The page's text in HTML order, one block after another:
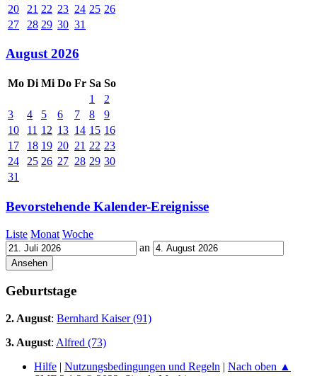
20
21 22 23 24 25 26
27
28 29 30 31
August 2026
Mo Di Mi Do Fr Sa So
1
2
3
4 5 6 7 8
9
10
11 12 13 14 15 16
17
18 19 20 21 22 23
24
25 26 27 28 29 30
31
Bevorstehende Kalender-Ereignisse
Liste Monat Woche
an
Geburtstage
2. August: Bernhard Kaiser (91)
3. August: Alfred (73)
Hilfe | Nutzungsbedingungen und Regeln | Nach oben ▲